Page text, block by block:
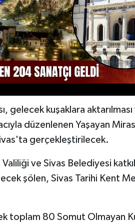
gelecek kuşaklara aktarılması
düzenlenen Yaşayan
gerçekleştirilecek.
ve Sivas Belediyesi
şölen, Sivas Tarihi Kent
toplam 80 Somut Olmayan